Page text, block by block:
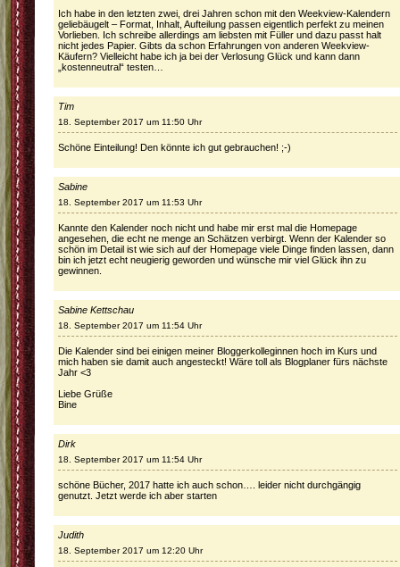
Ich habe in den letzten zwei, drei Jahren schon mit den Weekview-Kalendern
geliebäugelt – Format, Inhalt, Aufteilung passen eigentlich perfekt zu meinen
Vorlieben. Ich schreibe allerdings am liebsten mit Füller und dazu passt halt
nicht jedes Papier. Gibts da schon Erfahrungen von anderen Weekview-
Käufern? Vielleicht habe ich ja bei der Verlosung Glück und kann dann
„kostenneutral“ testen…
Tim
18. September 2017 um 11:50 Uhr
Schöne Einteilung! Den könnte ich gut gebrauchen! ;-)
Sabine
18. September 2017 um 11:53 Uhr
Kannte den Kalender noch nicht und habe mir erst mal die Homepage
angesehen, die echt ne menge an Schätzen verbirgt. Wenn der Kalender so
schön im Detail ist wie sich auf der Homepage viele Dinge finden lassen, dann
bin ich jetzt echt neugierig geworden und wünsche mir viel Glück ihn zu
gewinnen.
Sabine Kettschau
18. September 2017 um 11:54 Uhr
Die Kalender sind bei einigen meiner Bloggerkolleginnen hoch im Kurs und
mich haben sie damit auch angesteckt! Wäre toll als Blogplaner fürs nächste
Jahr <3
Liebe Grüße
Bine
Dirk
18. September 2017 um 11:54 Uhr
schöne Bücher, 2017 hatte ich auch schon…. leider nicht durchgängig
genutzt. Jetzt werde ich aber starten
Judith
18. September 2017 um 12:20 Uhr